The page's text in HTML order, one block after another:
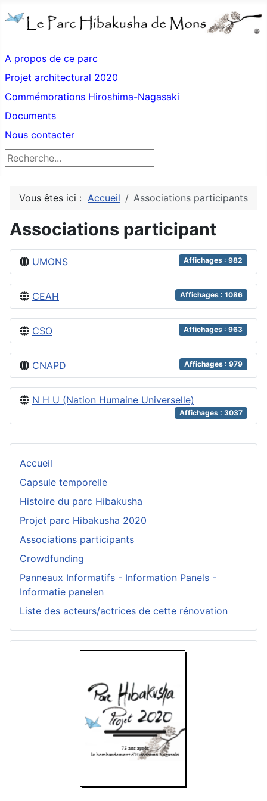
A propos de ce parc
Projet architectural 2020
Commémorations Hiroshima-Nagasaki
Documents
Nous contacter
Rechercher
Vous êtes ici : Accueil Associations participants
Associations participant
UMONS Affichages : 982
CEAH Affichages : 1086
CSO Affichages : 963
CNAPD Affichages : 979
N H U (Nation Humaine Universelle)
Affichages : 3037
Accueil
Capsule temporelle
Histoire du parc Hibakusha
Projet parc Hibakusha 2020
Associations participants
Crowdfunding
Panneaux Informatifs - Information Panels -
Informatie panelen
Liste des acteurs/actrices de cette rénovation